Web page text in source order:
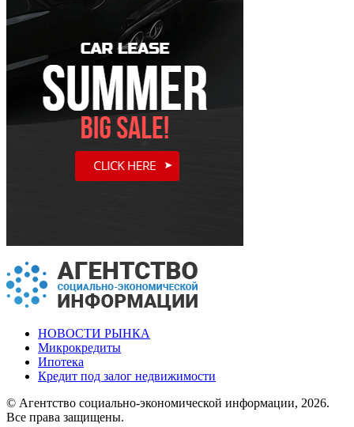
НОВОСТИ РЫНКА
Микрокредиты
Ипотека
Кредит под залог недвижимости
© Агентство социально-экономической информации, 2026.
Все права защищены.